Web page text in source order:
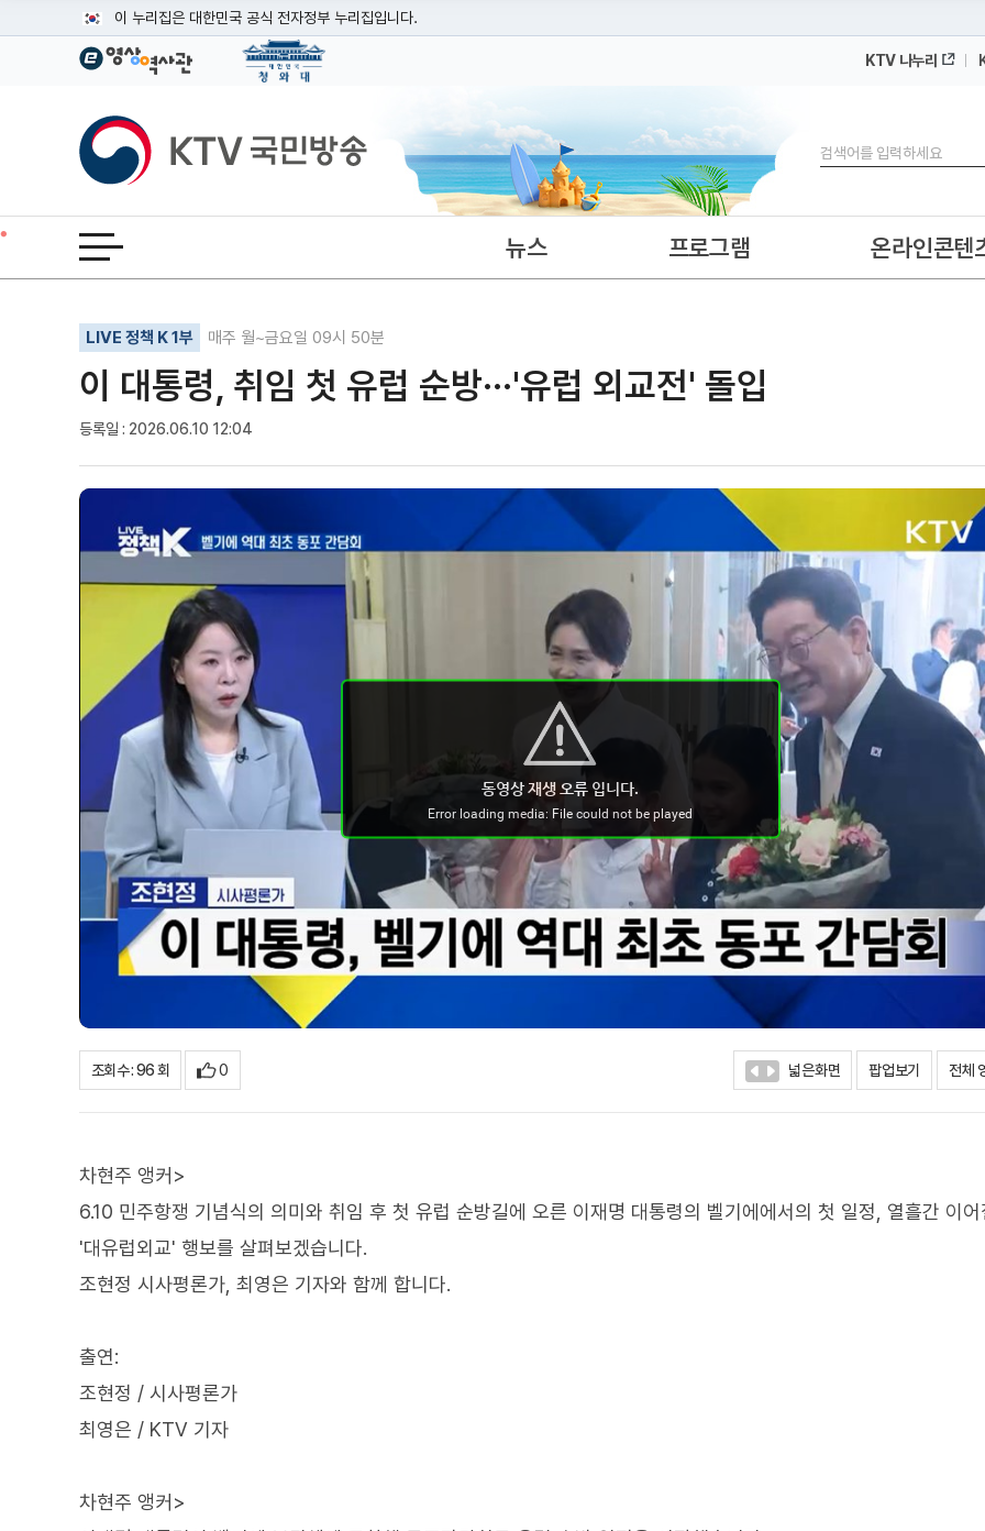
이 누리집은 대한민국 공식 전자정부 누리집입니다.
공식 누리집 주소 확인하기
이밖에 or.kr 또는 .kr등 다른 도메인 주소를 사용하고 있다면 아래 URL에서 도메인 주소를 확인해 보세요
운영중인 공식 누리집보기
KTV 나누리
KTV국민방송
검색
전체메뉴 열기 뉴스 프로그램 온라인콘텐
LIVE 정책 K 1부 매주 월~금요일 09시 50분
이 대통령, 취임 첫 유럽 순방···'유럽 외교전' 돌입
등록일 : 2026.06.10 12:04
기사인쇄
글자확대
글자축소
조회수 : 96 회 0 넓은화면 팝업보기 전체
차현주 앵커>
6.10 민주항쟁 기념식의 의미와 취임 후 첫 유럽 순방길에 오른 이재명 대통령의 벨기에에서의 첫 일정, 열흘간 이어
'대유럽외교' 행보를 살펴보겠습니다.
조현정 시사평론가, 최영은 기자와 함께 합니다.
출연:
조현정 / 시사평론가
최영은 / KTV 기자
차현주 앵커>